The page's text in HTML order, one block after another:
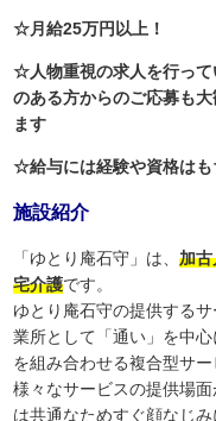
☆月給25万円以上！
☆人物重視の求人を行って
のある方からのご応募も
ます
☆給与には経験や資格はも
施設紹介
「ゆとり庵石守」は、加
宅介護です。
ゆとり庵石守の提供する
業所として「通い」を中
を組み合わせる複合型サー
様々なサービスの提供場
は共通なためすぐ顔なじみ